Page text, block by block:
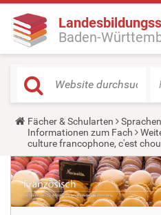
Baden-
Y
o
u
a
r
e
h
e
r
Fächer & Schularten
Informationen zum Fach
culture francophone, c'est